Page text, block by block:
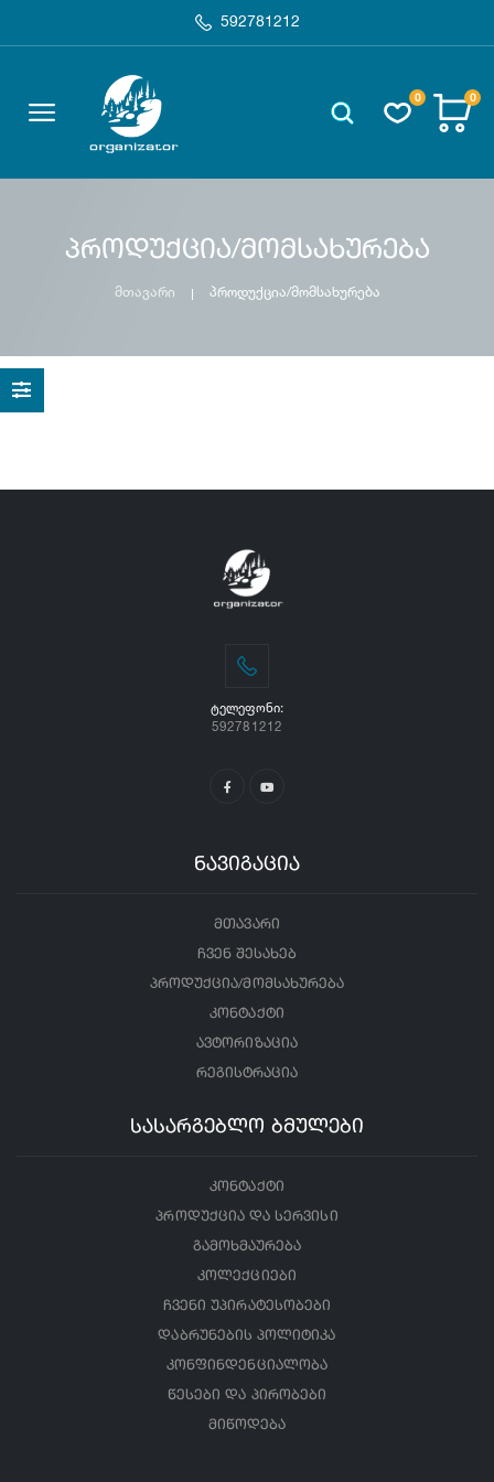
592781212
0 0
პროდუქცია/მომსახურება
მთავარი პროდუქცია/მომსახურება
ᲢᲔᲚᲔᲤᲝᲜᲘ:
592781212
ნავიგაცია
მთავარი
ჩვენ შესახებ
პროდუქცია/მომსახურება
კონტაქტი
ავტორიზაცია
რეგისტრაცია
სასარგებლო ბმულები
კონტაქტი
პროდუქცია და სერვისი
გამოხმაურება
კოლექციები
ჩვენი უპირატესობები
დაბრუნების პოლიტიკა
კონფინდენციალობა
წესები და პირობები
მიწოდება